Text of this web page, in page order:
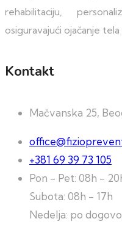
rehabilitaciju,
osiguravajući ojačanje
Kontakt
Mačvanska 25,
+381 69 39 73 105
Pon - Pet: 08h -
Subota: 08h - 17h
Nedelja: po